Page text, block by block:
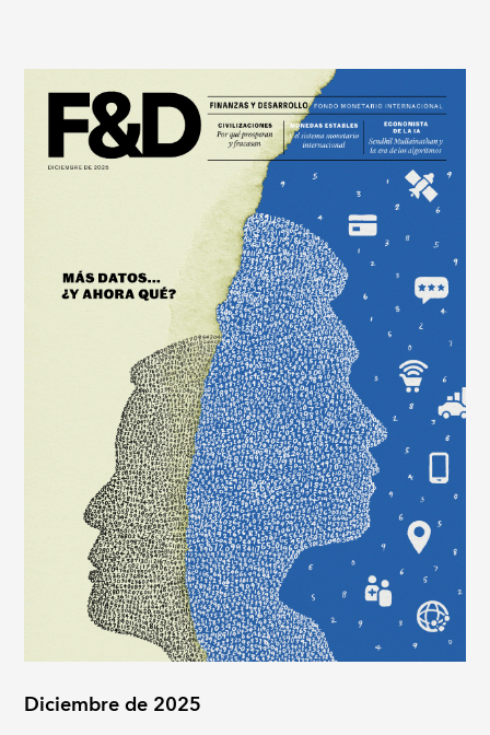
Diciembre de 2025